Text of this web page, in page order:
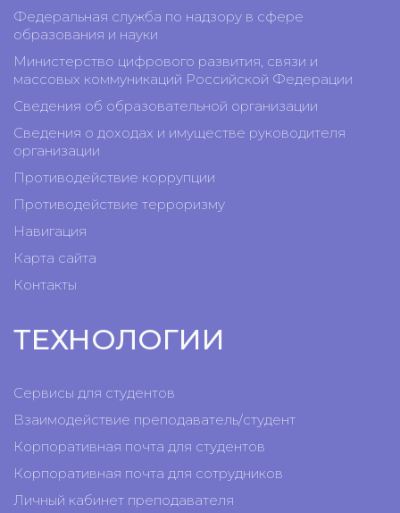
Федеральная служба по надзору в сфере
образования и науки
Министерство цифрового развития, связи и
массовых коммуникаций Российской Федерации
Сведения об образовательной организации
Сведения о доходах и имуществе руководителя
организации
Противодействие коррупции
Противодействие терроризму
Навигация
Карта сайта
Контакты
ТЕХНОЛОГИИ
Сервисы для студентов
Взаимодействие преподаватель/студент
Корпоративная почта для студентов
Корпоративная почта для сотрудников
Личный кабинет преподавателя